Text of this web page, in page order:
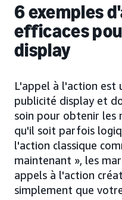
6 exemples
efficaces
display
L'appel à l'action est
publicité display et
soin pour obtenir les
qu'il soit parfois
l'action classique
maintenant », les
appels à l'action
simplement que